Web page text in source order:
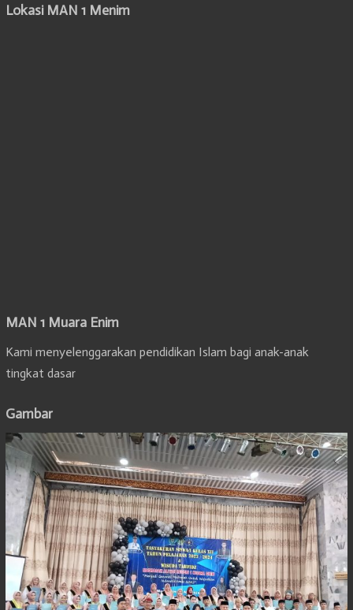
Lokasi MAN 1 Menim
MAN 1 Muara Enim
Kami menyelenggarakan pendidikan Islam bagi anak-anak
tingkat dasar
Gambar